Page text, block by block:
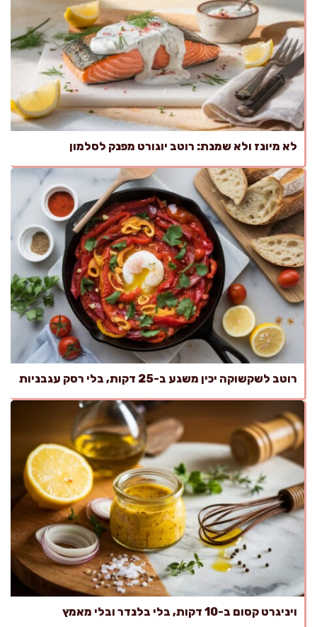
לא מיונז ולא שמנת: רוטב יוגורט מפנק לסלמון
רוטב לשקשוקה יכין משגע ב-25 דקות, בלי רסק עגבניות
ויניגרט קסום ב-10 דקות, בלי בלנדר ובלי מאמץ